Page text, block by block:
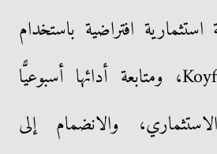
افتراضية باستخدام
Tickeron أو Koyfin، ومتابعة أدائها أسبوعيًّا
والانضمام إلى